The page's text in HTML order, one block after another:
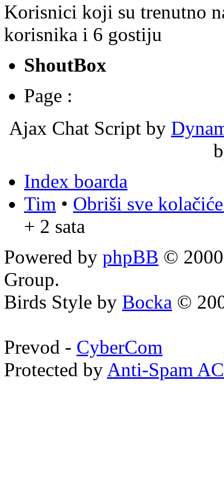
Korisnici koji su trenutno
korisnika i 6 gostiju
ShoutBox
Page :
Ajax Chat Script by
Index boarda
Tim • Obriši sve
+ 2 sata
Powered by phpBB ©
Group.
Birds Style by Bocka ©
Prevod - CyberCom
Protected by Anti-Spam